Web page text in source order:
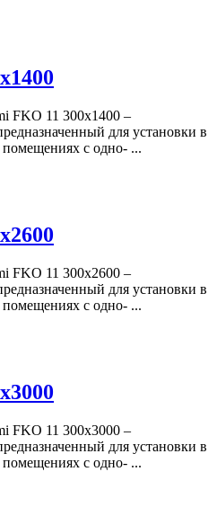
FKO 11 300x1400 –
для установки в
с одно- ...
FKO 11 300x2600 –
для установки в
с одно- ...
FKO 11 300x3000 –
для установки в
с одно- ...